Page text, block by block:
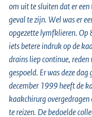
om uit te sluiten dat er
geval te zijn. Wel was er
opgezette lymfklieren. Op
iets betere indruk op de
drains liep continue,
gespoeld. Er was deze
december 1999 heeft de
kaakchirurg
te reizen. De bedoelde